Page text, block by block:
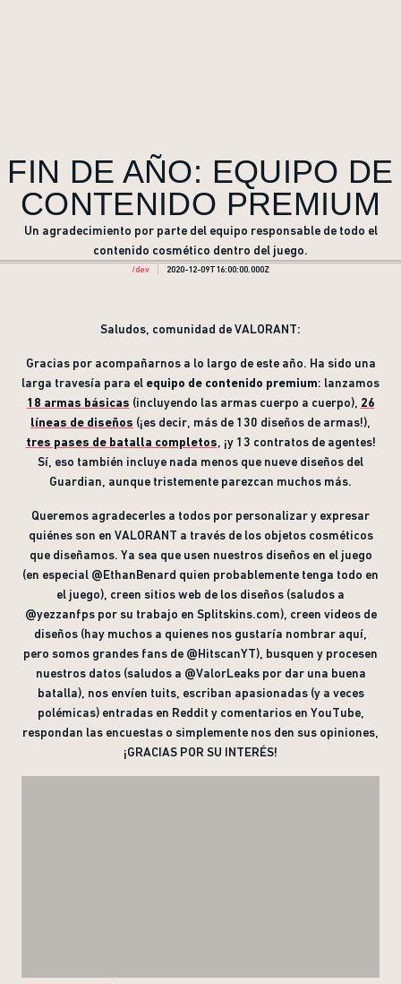
FIN DE AÑO: EQUIPO DE
CONTENIDO PREMIUM
Un agradecimiento por parte del equipo responsable de todo el
contenido cosmético dentro del juego.
/dev 2020-12-09T16:00:00.000Z
Saludos, comunidad de VALORANT:
Gracias por acompañarnos a lo largo de este año. Ha sido una
larga travesía para el equipo de contenido premium: lanzamos
18 armas básicas (incluyendo las armas cuerpo a cuerpo), 26
líneas de diseños (¡es decir, más de 130 diseños de armas!),
tres pases de batalla completos , ¡y 13 contratos de agentes!
Sí, eso también incluye nada menos que nueve diseños del
Guardian, aunque tristemente parezcan muchos más.
Queremos agradecerles a todos por personalizar y expresar
quiénes son en VALORANT a través de los objetos cosméticos
que diseñamos. Ya sea que usen nuestros diseños en el juego
(en especial @EthanBenard quien probablemente tenga todo en
el juego), creen sitios web de los diseños (saludos a
@yezzanfps por su trabajo en Splitskins.com), creen videos de
diseños (hay muchos a quienes nos gustaría nombrar aquí,
pero somos grandes fans de @HitscanYT), busquen y procesen
nuestros datos (saludos a @ValorLeaks por dar una buena
batalla), nos envíen tuits, escriban apasionadas (y a veces
polémicas) entradas en Reddit y comentarios en YouTube,
respondan las encuestas o simplemente nos den sus opiniones,
¡GRACIAS POR SU INTERÉS!